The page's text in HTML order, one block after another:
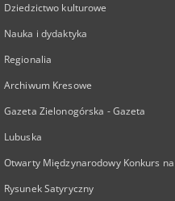
Dziedzictwo kulturowe
Nauka i dydaktyka
Regionalia
Archiwum Kresowe
Gazeta Zielonogórska - Gazeta
Lubuska
Otwarty Międzynarodowy Konkurs na
Rysunek Satyryczny